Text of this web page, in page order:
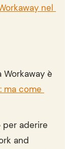
nel
è
ma come
aderire
and